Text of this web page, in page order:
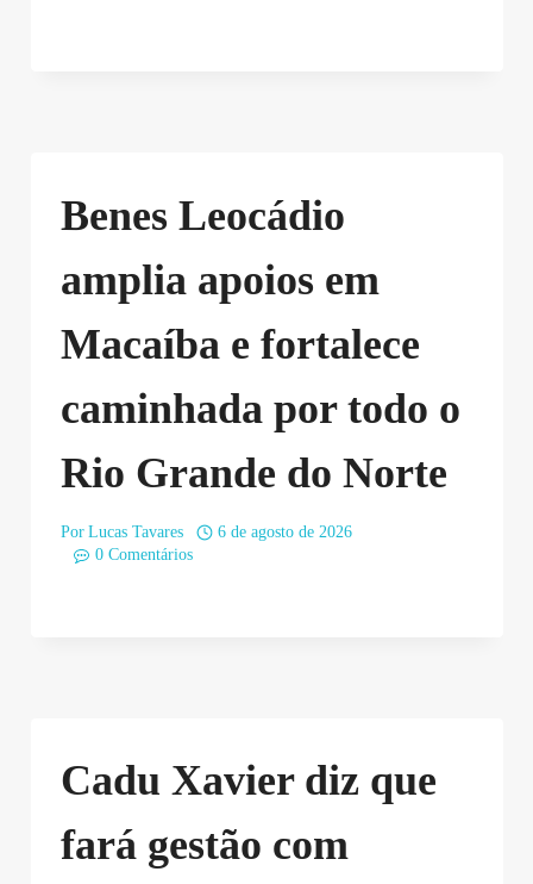
Benes Leocádio
amplia apoios em
Macaíba e fortalece
caminhada por todo o
Rio Grande do Norte
Por Lucas Tavares
6 de agosto de 2026
0 Comentários
Cadu Xavier diz que
fará gestão com